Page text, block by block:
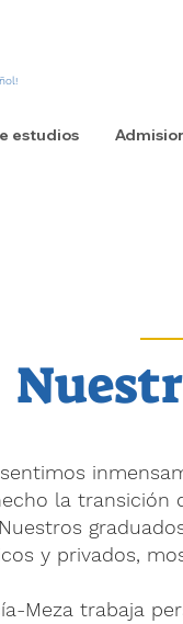
estudios
la transición
y privados,
Meza trabaja